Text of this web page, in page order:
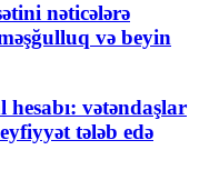
nəticələrə
və beyin
vətəndaşlar
tələb edə